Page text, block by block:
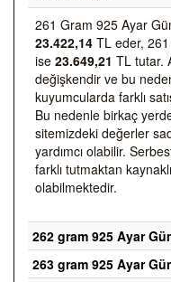
261 Gram 925 Ayar
23.422,14 TL eder,
ise 23.649,21 TL tutar.
değişkendir ve bu
kuyumcularda farklı
Bu nedenle birkaç
sitemizdeki değerler
yardımcı olabilir.
farklı tutmaktan
olabilmektedir.
262 gram 925 Ayar
263 gram 925 Ayar